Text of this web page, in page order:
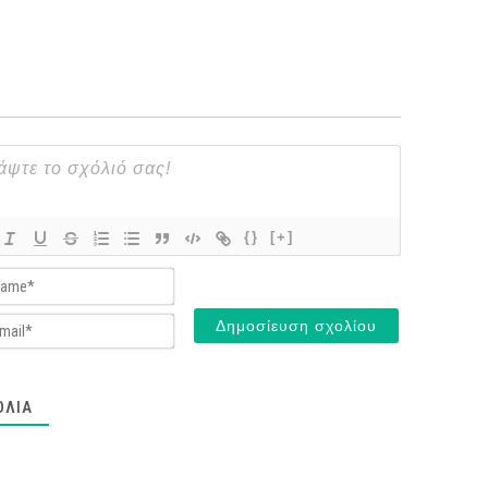
{} [+]
Name*
Email*